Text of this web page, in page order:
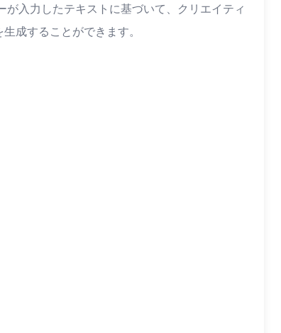
入力したテキストに基づいて、クリエイティ
成することができます。